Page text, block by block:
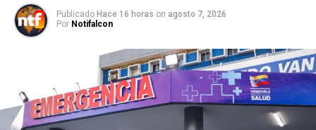
Publicado Hace 16 horas on agosto 7, 2026
Por Notifalcon